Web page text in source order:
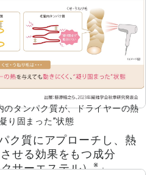
のタンパク質が、ドライヤーの熱
り固まった”状態
ク質にアプローチし、熱
せる効果をもつ成分
サーエステル）※」